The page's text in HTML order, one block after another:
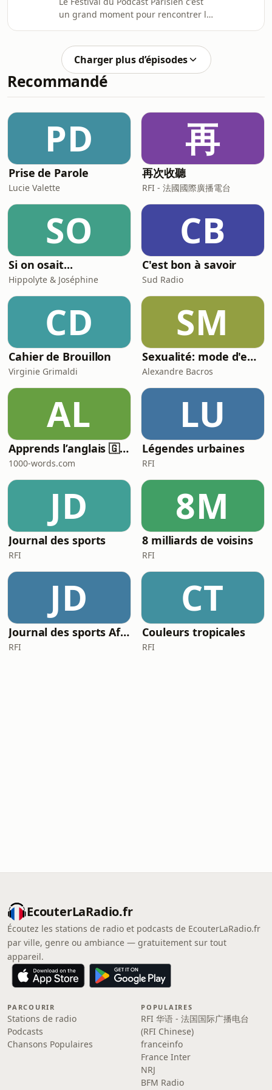
s’adonner pendant 30mn aux joies du
self-branling. On rend hommage
dans cet épisode aux meilleurs
d’entre nous
un grand moment pour rencontrer la
tendances du milieu. Fleuron de
l'industrie, la plateforme audio
Proutify représentée par Etienne Van
Samer, vient nous expliquer comment
parasociales entre créateurs de
contenus et consommateurs afin de
bien traire la vache
Charger plus d’épisodes
Recommandé
PD
Prise de Parole
Lucie Valette
再
再次收聽
RFI - 法國國際廣播電台
SO
Si on osait...
Hippolyte & Joséphine
CB
C'est bon à savoir
Sud Radio
CD
Cahier de Brouillon
Virginie Grimaldi
SM
Sexualité: mode d'emploi
Alexandre Bacros
AL
Apprends l’anglais 🇬🇧 pendant ton sommeil 😴 1000 phrases pour débutants | avec 1000-words.com
1000-words.com
LU
Légendes urbaines
RFI
JD
Journal des sports
RFI
8M
8 milliards de voisins
RFI
JD
Journal des sports Afrique
RFI
CT
Couleurs tropicales
RFI
EcouterLaRadio.fr
Écoutez les stations de radio et podcasts de EcouterLaRadio.fr
par ville, genre ou ambiance — gratuitement sur tout
appareil.
PARCOURIR
Stations de radio
Podcasts
Chansons Populaires
POPULAIRES
RFI 华语 - 法国国际广播电台
(RFI Chinese)
franceinfo
France Inter
NRJ
BFM Radio